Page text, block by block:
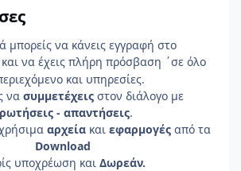
μπορείς να κάνεις εγγραφή στο
και να έχεις πλήρη πρόσβαση ΄σε όλο
και υπηρεσίες.
να συμμετέχεις στον διάλογο με
- απαντήσεις.
αρχείακαι εφαρμογέςαπό τα
Download
υποχρέωση και Δωρεάν.